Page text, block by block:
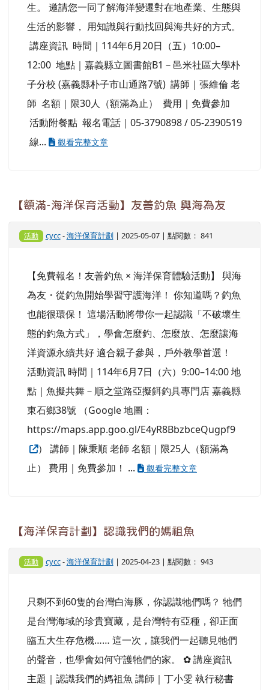
生。 邀請您一同了解海洋變遷對在地產業、生態與
生活的影響， 用知識與行動找回與海共好的方式。
講座資訊 時間｜114年6月20日（五）10:00–
12:00 地點｜嘉義縣立圖書館B1－邑米社區大學朴
子分校 (嘉義縣朴子市山通路7號) 講師｜張維倫 老
師 名額｜限30人（額滿為止） 費用｜免費參加
活動附餐點 報名電話｜05-3790898 / 05-2390519
線...
觀看完整文章
【額滿-海洋保育活動】友善釣魚 與海為友
活動 cycc-海洋保育計劃| 2025-05-07 | 點閱數： 841
【免費報名！友善釣魚 × 海洋保育體驗活動】 與海
為友・從釣魚開始學習守護海洋！ 你知道嗎？釣魚
也能很環保！ 這場活動將帶你一起認識「不破壞生
態的釣魚方式」，學會怎麼釣、怎麼放、怎麼讓海
洋資源永續共好 適合親子參與，戶外教學首選！
活動資訊 時間｜114年6月7日（六）9:00–14:00 地
點｜魚擬共舞－順之堂路亞擬餌釣具專門店 嘉義縣
東石鄉38號 （Google 地圖：
https://maps.app.goo.gl/E4yR8BbzbceQugpf9
） 講師｜陳秉順 老師 名額｜限25人（額滿為
止） 費用｜免費參加！ ...
觀看完整文章
【海洋保育計劃】認識我們的媽祖魚
活動 cycc-海洋保育計劃| 2025-04-23 | 點閱數： 943
只剩不到60隻的台灣白海豚，你認識牠們嗎？ 牠們
是台灣海域的珍貴寶藏，是台灣特有亞種，卻正面
臨五大生存危機…… 這一次，讓我們一起聽見牠們
的聲音，也學會如何守護牠們的家。 ✿ 講座資訊
主題｜認識我們的媽祖魚 講師｜丁小雯 執行秘書